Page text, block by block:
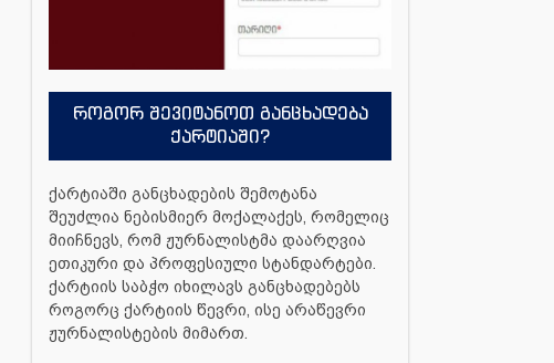
როგორ შევიტანოთ განცხადება
ქარტიაში?
ქარტიაში განცხადების შემოტანა
შეუძლია ნებისმიერ მოქალაქეს, რომელიც
მიიჩნევს, რომ ჟურნალისტმა დაარღვია
ეთიკური და პროფესიული სტანდარტები.
ქარტიის საბჭო იხილავს განცხადებებს
როგორც ქარტიის წევრი, ისე არაწევრი
ჟურნალისტების მიმართ.